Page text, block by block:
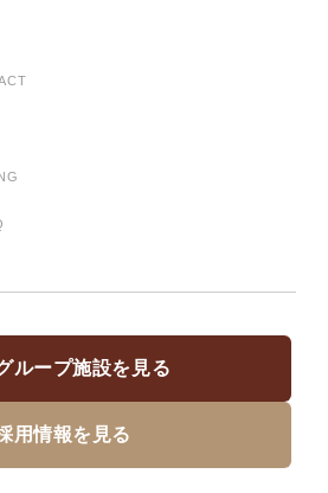
ループ施設を見る
用情報を見る